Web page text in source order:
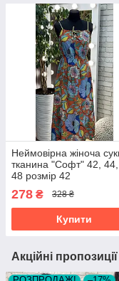
Неймовірна жіноча
тканина "Софт" 42, 44,
48 розмір 42
278 ₴ 328 ₴
Купити
Акційні